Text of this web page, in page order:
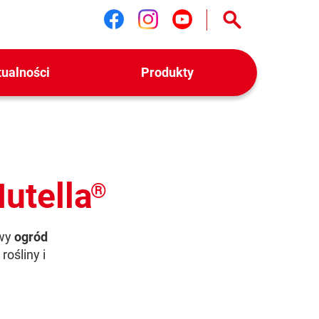
Śledź nas na facebook
Śledź nas na
Śledź nas na
Produkty
®
ogród
i